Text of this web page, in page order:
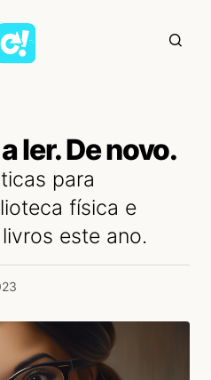
ler. De novo.
para
física e
este ano.